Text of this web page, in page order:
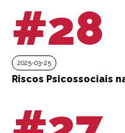
#28
2025-03-25
Riscos Psicossociais